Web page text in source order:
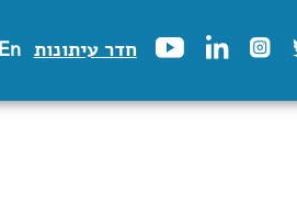
חדר עיתונות En